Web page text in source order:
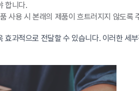
합니다.
사용 시 본래의 제품이 흐트러지지 않도록
과적으로 전달할 수 있습니다. 이러한 세